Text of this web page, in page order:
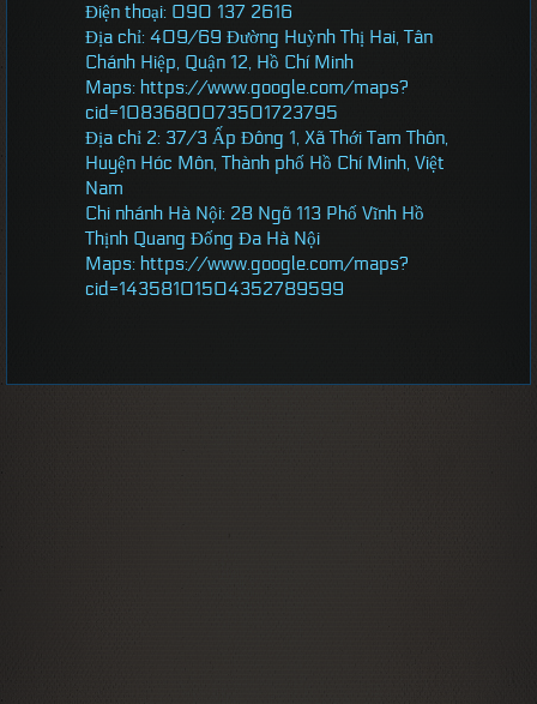
Điện thoại: 090 137 2616
Địa chỉ: 409/69 Đường Huỳnh Thị Hai, Tân
Chánh Hiệp, Quận 12, Hồ Chí Minh
Maps: https://www.google.com/maps?
cid=1083680073501723795
Địa chỉ 2: 37/3 Ấp Đông 1, Xã Thới Tam Thôn,
Huyện Hóc Môn, Thành phố Hồ Chí Minh, Việt
Nam
Chi nhánh Hà Nội: 28 Ngõ 113 Phố Vĩnh Hồ
Thịnh Quang Đống Đa Hà Nội
Maps: https://www.google.com/maps?
cid=14358101504352789599